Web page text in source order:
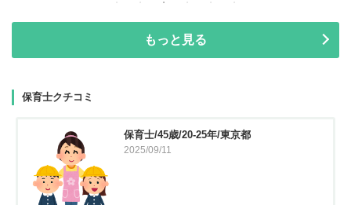
もっと見る
保育士クチコミ
保育士/45歳/20-25年/東京都
2025/09/11